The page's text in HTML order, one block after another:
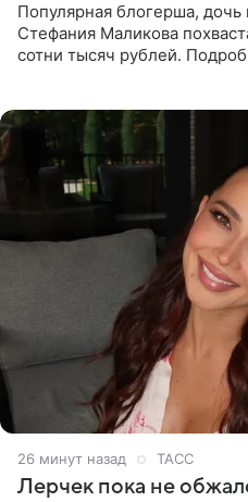
Популярная блогерша,
Стефания Маликова
сотни тысяч рублей.
26 минут назад ТАСС
Лерчек пока не